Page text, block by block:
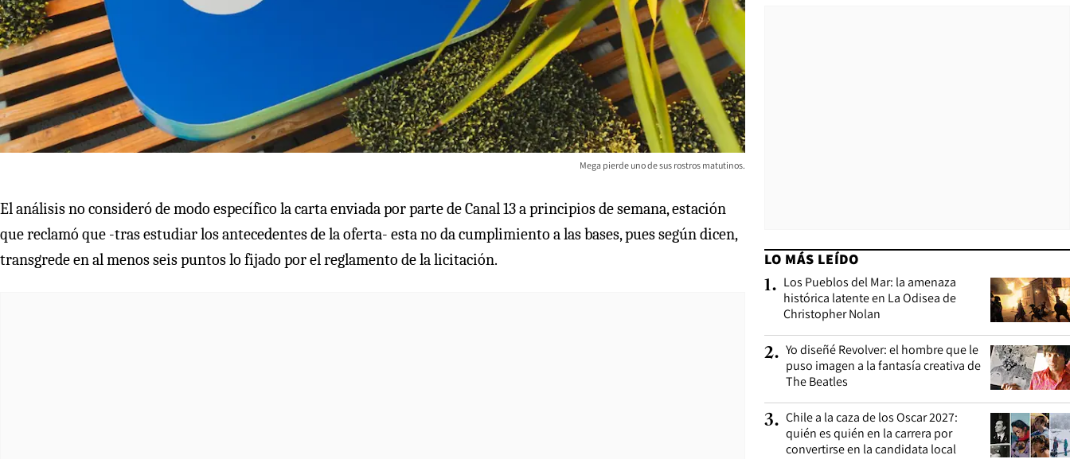
Mega pierde uno de sus rostros matutinos.
El análisis no consideró de modo específico la carta enviada por parte de Canal 13 a principios de semana, estación
que reclamó que -tras estudiar los antecedentes de la oferta- esta no da cumplimiento a las bases, pues según dicen,
transgrede en al menos seis puntos lo fijado por el reglamento de la licitación.
LO MÁS LEÍDO
1. Los Pueblos del Mar: la amenaza
histórica latente en La Odisea de
Christopher Nolan
2. Yo diseñé Revolver: el hombre que le
puso imagen a la fantasía creativa de
The Beatles
3. Chile a la caza de los Oscar 2027:
quién es quién en la carrera por
convertirse en la candidata local